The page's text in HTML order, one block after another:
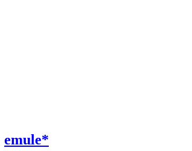
emule*